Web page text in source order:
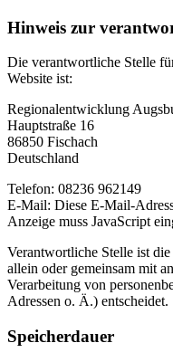
Hinweis zur
Die verantwortliche Stelle
Website ist:
Regionalentwicklung
Hauptstraße 16
86850 Fischach
Deutschland
Telefon: 08236 962149
E-Mail: Diese E-Mail-
Anzeige muss JavaScript
Verantwortliche Stelle ist
allein oder gemeinsam mit
Verarbeitung von
Adressen o. Ä.) entscheidet.
Speicherdauer